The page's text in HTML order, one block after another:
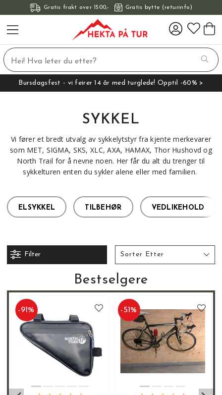
Gratis frakt over 1500,- Gratis bytte (returinfo)
Bursdagsfest - vi feirer 14 år med turglede! Opptil -60% >
SYKKEL
Vi fører et bredt utvalg av sykkelytstyr fra kjente merkevarer
som MET, SIGMA, SKS, XLC, AXA, HAMAX, Thor Hushovd og
North Trail for å nevne noen. Her får du alt du trenger til
sykkelturen enten du sykler alene eller med familien.
ELSYKKEL TILBEHØR VEDLIKEHOLD
Filter Sorter Etter
Bestselgere
-91 % -51 %